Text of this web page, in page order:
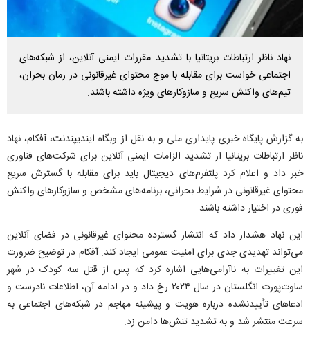
نهاد ناظر ارتباطات بریتانیا با تشدید مقررات ایمنی آنلاین، از شبکه‌های
اجتماعی خواست برای مقابله با موج محتوای غیرقانونی در زمان بحران،
تیم‌های واکنش سریع و سازوکار‌های ویژه داشته باشند.
به گزارش پایگاه خبری پایداری ملی و به نقل از وبگاه ایندیپندنت، آفکام، نهاد
ناظر ارتباطات بریتانیا از تشدید الزامات ایمنی آنلاین برای شرکت‌های فناوری
خبر داد و اعلام کرد پلتفرم‌های دیجیتال باید برای مقابله با گسترش سریع
محتوای غیرقانونی در شرایط بحرانی، برنامه‌های مشخص و سازوکار‌های واکنش
فوری در اختیار داشته باشند.
این نهاد هشدار داد که انتشار گسترده محتوای غیرقانونی در فضای آنلاین
می‌تواند تهدیدی جدی برای امنیت عمومی ایجاد کند. آفکام در توضیح ضرورت
این تغییرات به ناآرامی‌هایی اشاره کرد که پس از قتل سه کودک در شهر
ساوت‌پورت انگلستان در سال ۲۰۲۴ رخ داد و در ادامه آن، اطلاعات نادرست و
ادعا‌های تأییدنشده درباره هویت و پیشینه مهاجم در شبکه‌های اجتماعی به
سرعت منتشر شد و به تشدید تنش‌ها دامن زد.